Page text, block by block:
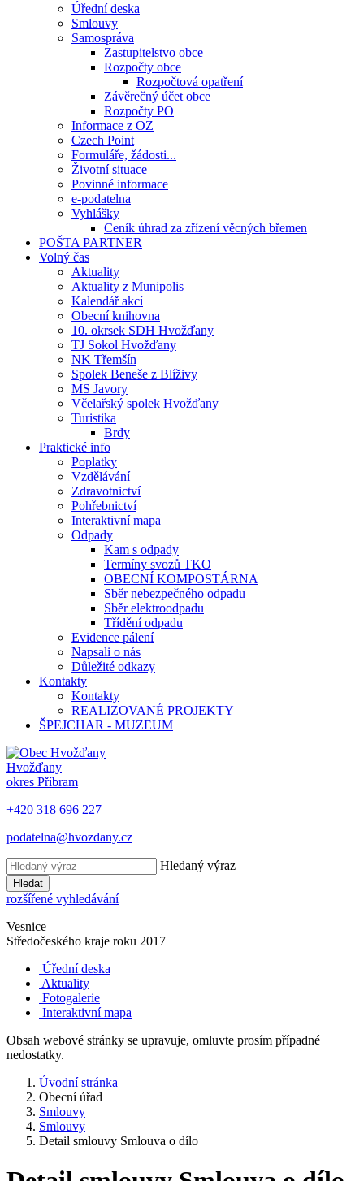
Úřední deska
Smlouvy
Samospráva
Zastupitelstvo obce
Rozpočty obce
Rozpočtová opatření
Závěrečný účet obce
Rozpočty PO
Informace z OZ
Czech Point
Formuláře, žádosti...
Životní situace
Povinné informace
e-podatelna
Vyhlášky
Ceník úhrad za zřízení věcných břemen
POŠTA PARTNER
Volný čas
Aktuality
Aktuality z Munipolis
Kalendář akcí
Obecní knihovna
10. okrsek SDH Hvožďany
TJ Sokol Hvožďany
NK Třemšín
Spolek Beneše z Blíživy
MS Javory
Včelařský spolek Hvožďany
Turistika
Brdy
Praktické info
Poplatky
Vzdělávání
Zdravotnictví
Pohřebnictví
Interaktivní mapa
Odpady
Kam s odpady
Termíny svozů TKO
OBECNÍ KOMPOSTÁRNA
Sběr nebezpečného odpadu
Sběr elektroodpadu
Třídění odpadu
Evidence pálení
Napsali o nás
Důležité odkazy
Kontakty
Kontakty
REALIZOVANÉ PROJEKTY
ŠPEJCHAR - MUZEUM
Hvožďany
okres Příbram
+420 318 696 227
podatelna@hvozdany.cz
Hledaný výraz
Hledat
rozšířené vyhledávání
Vesnice
Středočeského kraje roku 2017
Úřední deska
Aktuality
Fotogalerie
Interaktivní mapa
Obsah webové stránky se upravuje, omluvte prosím případné
nedostatky.
Úvodní stránka
Obecní úřad
Smlouvy
Smlouvy
Detail smlouvy Smlouva o dílo